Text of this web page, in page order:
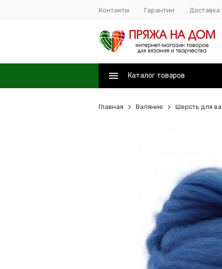
Контакты Гарантии Доставка
Каталог товаров
Главная Валяние Шерсть для